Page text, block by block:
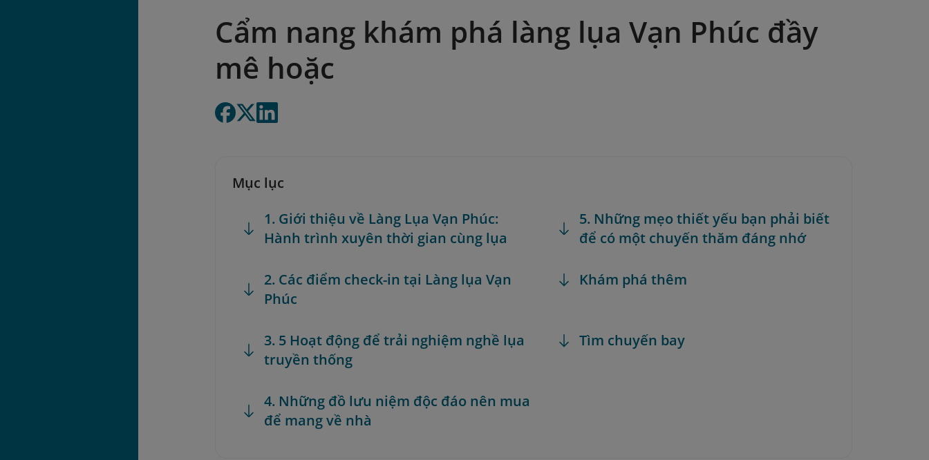
Cẩm nang khám phá làng lụa Vạn Phúc đầy
mê hoặc
Mục lục
1. Giới thiệu về Làng Lụa Vạn Phúc:
Hành trình xuyên thời gian cùng lụa
2. Các điểm check-in tại Làng lụa Vạn
Phúc
3. 5 Hoạt động để trải nghiệm nghề lụa
truyền thống
4. Những đồ lưu niệm độc đáo nên mua
để mang về nhà
5. Những mẹo thiết yếu bạn phải biết
để có một chuyến thăm đáng nhớ
Khám phá thêm
Tìm chuyến bay